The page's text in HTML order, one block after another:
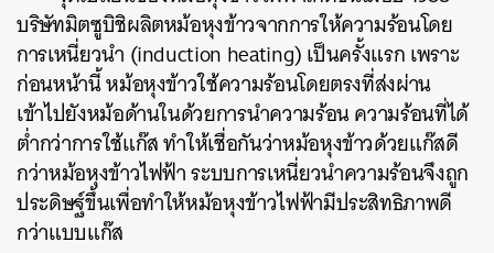
บริษัทมิตซูบิชิผลิตหม้อหุงข้าวจากการให้ความร้อนโดย
การเหนี่ยวนำ (induction heating) เป็นครั้งแรก เพราะ
ก่อนหน้านี้ หม้อหุงข้าวใช้ความร้อนโดยตรงที่ส่งผ่าน
เข้าไปยังหม้อด้านในด้วยการนำความร้อน ความร้อนที่ได้
ต่ำกว่าการใช้แก๊ส ทำให้เชื่อกันว่าหม้อหุงข้าวด้วยแก๊สดี
กว่าหม้อหุงข้าวไฟฟ้า ระบบการเหนี่ยวนำความร้อนจึงถูก
ประดิษฐ์ขึ้นเพื่อทำให้หม้อหุงข้าวไฟฟ้ามีประสิทธิภาพดี
กว่าแบบแก๊ส
ค้นหา
SHARE TWEET LINE EMAIL